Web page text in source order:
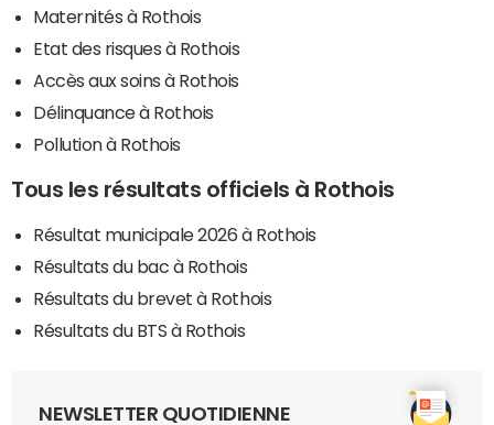
Maternités à Rothois
Etat des risques à Rothois
Accès aux soins à Rothois
Délinquance à Rothois
Pollution à Rothois
Tous les résultats officiels à Rothois
Résultat municipale 2026 à Rothois
Résultats du bac à Rothois
Résultats du brevet à Rothois
Résultats du BTS à Rothois
NEWSLETTER QUOTIDIENNE